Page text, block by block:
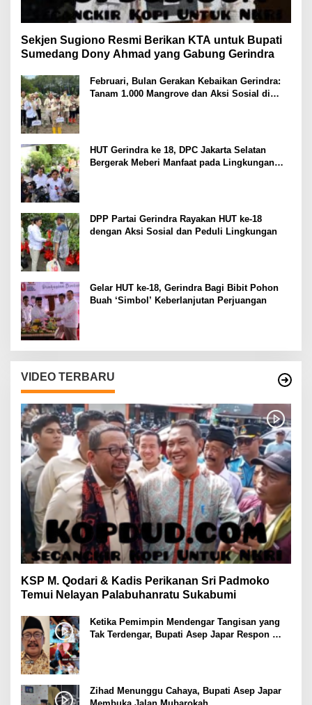
Sekjen Sugiono Resmi Berikan KTA untuk Bupati
Sumedang Dony Ahmad yang Gabung Gerindra
Februari, Bulan Gerakan Kebaikan Gerindra:
Tanam 1.000 Mangrove dan Aksi Sosial di
HUT Gerindra ke 18, DPC Jakarta Selatan
Bergerak Meberi Manfaat pada Lingkungan
DPP Partai Gerindra Rayakan HUT ke-18
dengan Aksi Sosial dan Peduli Lingkungan
Gelar HUT ke-18, Gerindra Bagi Bibit Pohon
Buah ‘Simbol’ Keberlanjutan Perjuangan
VIDEO TERBARU
KSP M. Qodari & Kadis Perikanan Sri Padmoko
Temui Nelayan Palabuhanratu Sukabumi
Ketika Pemimpin Mendengar Tangisan yang
Tak Terdengar, Bupati Asep Japar Respon
Zihad Menunggu Cahaya, Bupati Asep Japar